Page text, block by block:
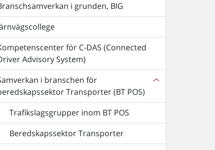
i grunden, BIG
för C-DAS (Connected
Advisory System)
i branschen för
Transporter (BT POS)
Trafikslagsgrupper inom BT POS
Beredskapssektor Transporter